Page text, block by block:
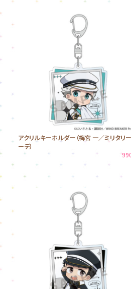
アクリルキーホルダー（梅宮 一／ミリタリ
ーデ）